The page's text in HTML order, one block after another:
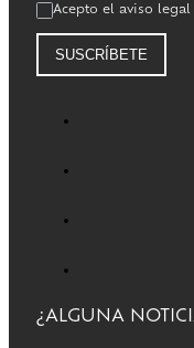
Acepto el aviso
SUSCRÍBETE
¿ALGUNA